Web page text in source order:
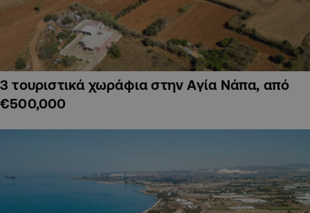
3 τουριστικά χωράφια στην Αγία Νάπα, από
€500,000